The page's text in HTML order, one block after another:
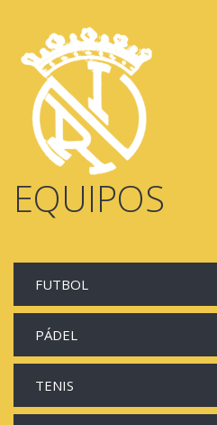
EQUIPOS
FUTBOL
PÁDEL
TENIS